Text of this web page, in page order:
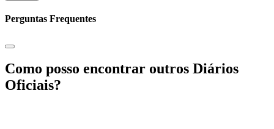
Perguntas Frequentes
Como posso encontrar outros Diários
Oficiais?